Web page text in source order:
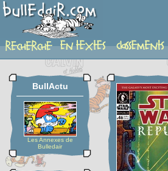
album
BullActu
Les Annexes de
Bulledair